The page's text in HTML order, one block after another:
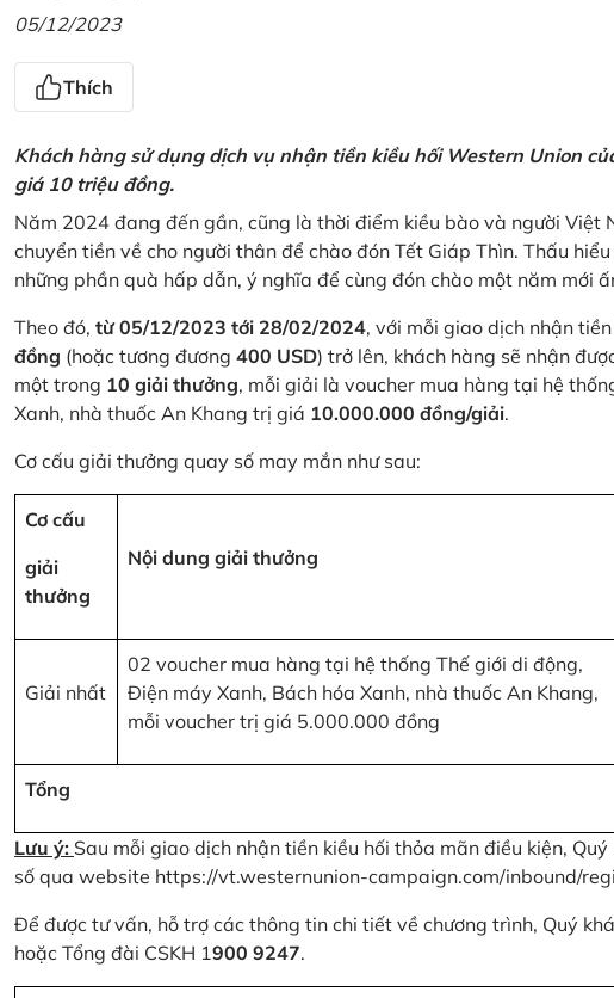
05/12/2023
Thích
Khách hàng sử dụng dịch vụ nhận tiền kiều hối Western Union
giá 10 triệu đồng.
Năm 2024 đang đến gần, cũng là thời điểm kiều bào và người Việt
chuyển tiền về cho người thân để chào đón Tết Giáp Thìn. Thấu
những phần quà hấp dẫn, ý nghĩa để cùng đón chào một năm mới
Theo đó, từ 05/12/2023 tới 28/02/2024, với mỗi giao dịch nhận
đồng (hoặc tương đương 400 USD) trở lên, khách hàng sẽ nhận
một trong 10 giải thưởng, mỗi giải là voucher mua hàng tại hệ
Xanh, nhà thuốc An Khang trị giá 10.000.000 đồng/giải.
Cơ cấu giải thưởng quay số may mắn như sau:
Cơ cấu
giải
thưởng
Nội dung giải thưởng
Giải nhất
02 voucher mua hàng tại hệ thống Thế giới di động,
Điện máy Xanh, Bách hóa Xanh, nhà thuốc An Khang,
mỗi voucher trị giá 5.000.000 đồng
Tổng
Lưu ý: Sau mỗi giao dịch nhận tiền kiều hối thỏa mãn điều kiện,
số qua website https://vt.westernunion-campaign.com/inbound/
Để được tư vấn, hỗ trợ các thông tin chi tiết về chương trình, Quý
hoặc Tổng đài CSKH 1900 9247.